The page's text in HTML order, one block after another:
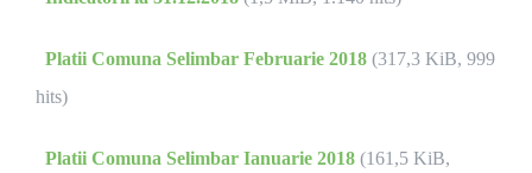
Platii Comuna Selimbar Februarie 2018 (317,3 KiB, 999
hits)
Platii Comuna Selimbar Ianuarie 2018 (161,5 KiB,